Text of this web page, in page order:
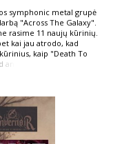
symphonic metal grupė
"Across The Galaxy".
rasime 11 naujų kūrinių.
kai jau atrodo, kad
kaip "Death To
an